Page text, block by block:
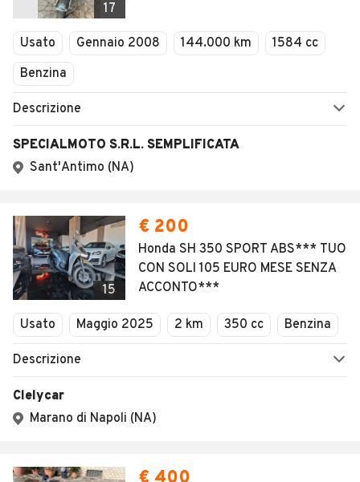
17
Usato Gennaio 2008 144.000 km
1584 cc
Benzina
Descrizione
SPECIALMOTO S.R.L. SEMPLIFICATA
Sant'Antimo (NA)
15
€ 200
Honda SH 350 SPORT ABS*** TUO
CON SOLI 105 EURO MESE SENZA
ACCONTO***
Usato Maggio 2025 2 km 350 cc Benzina
Descrizione
Clelycar
Marano di Napoli (NA)